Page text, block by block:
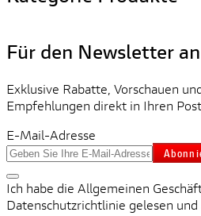
Für den Newsletter
Exklusive Rabatte, Vorschauen
Empfehlungen direkt in Ihren
E-Mail-Adresse
Ich habe die Allgemeinen
Datenschutzrichtlinie gelesen